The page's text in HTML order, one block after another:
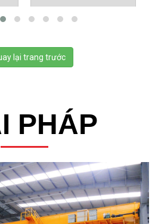
lại trang trước
PHÁP